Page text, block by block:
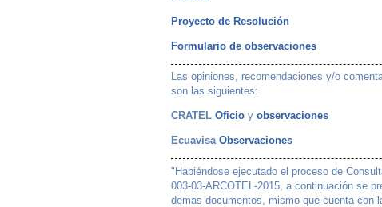
Proyecto de Resolución
Formulario de observaciones
Las opiniones, recomendaciones y/o
son las siguientes:
CRATEL Oficio y observaciones
Ecuavisa Observaciones
"Habiéndose ejecutado el proceso de
003-03-ARCOTEL-2015, a continuación se
demas documentos, mismo que cuenta con